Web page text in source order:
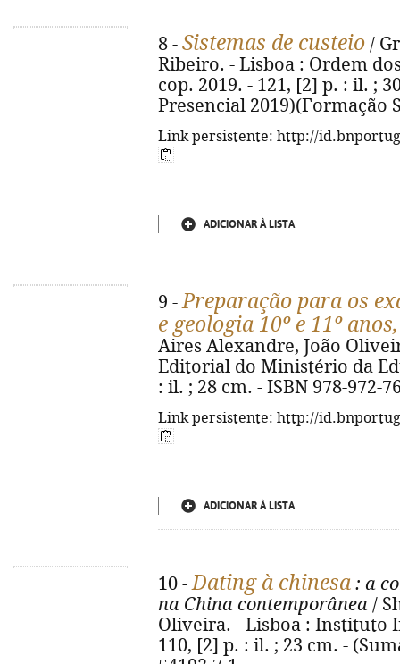
8 - Sistemas de custeio /
Ribeiro. - Lisboa : Ordem
cop. 2019. - 121, [2] p. : il. ;
Presencial 2019)(Formação
Link persistente: http://
ADICIONAR À LISTA
9 -Preparação para os
e geologia 10º e 11º
Aires Alexandre, João
Editorial do Ministério da
: il. ; 28 cm. - ISBN 978-972-
Link persistente: http://
ADICIONAR À LISTA
10 -Dating à chinesa : a
na China contemporânea /
Oliveira. - Lisboa : Instituto
110, [2] p. : il. ; 23 cm. -